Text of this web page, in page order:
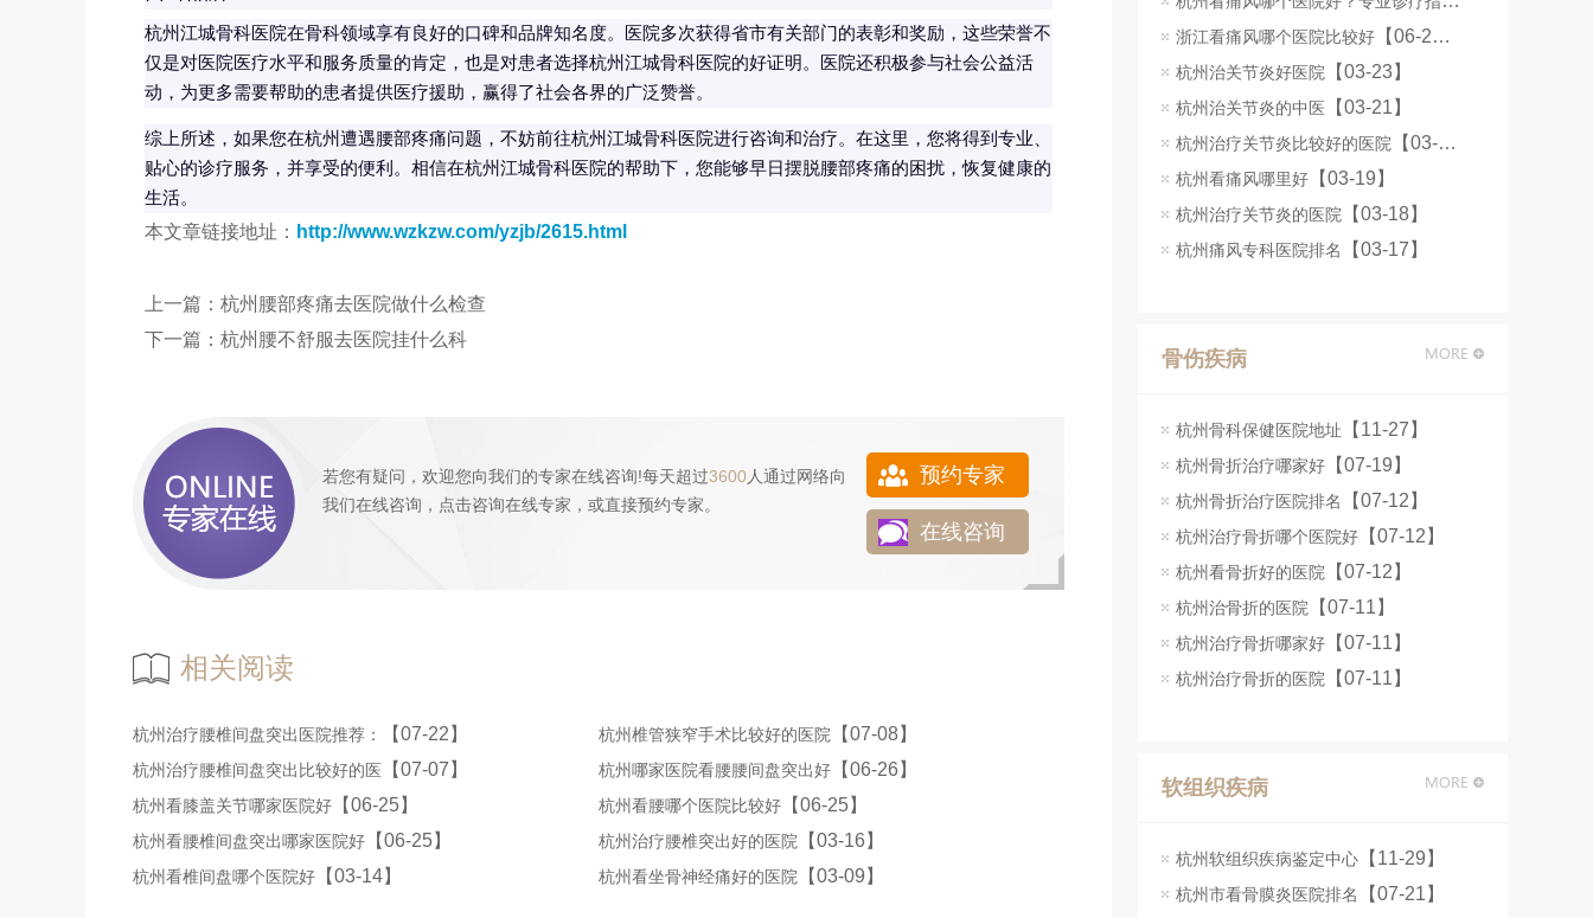
杭州江城骨科医院在骨科领域享有良好的口碑和品牌知名度。医院多次获得省市有关部门的表彰和奖励，这些荣誉不
仅是对医院医疗水平和服务质量的肯定，也是对患者选择杭州江城骨科医院的好证明。医院还积极参与社会公益活
动，为更多需要帮助的患者提供医疗援助，赢得了社会各界的广泛赞誉。
综上所述，如果您在杭州遭遇腰部疼痛问题，不妨前往杭州江城骨科医院进行咨询和治疗。在这里，您将得到专业、
贴心的诊疗服务，并享受的便利。相信在杭州江城骨科医院的帮助下，您能够早日摆脱腰部疼痛的困扰，恢复健康的
生活。
本文章链接地址： http://www.wzkzw.com/yzjb/2615.html
上一篇： 杭州腰部疼痛去医院做什么检查
下一篇： 杭州腰不舒服去医院挂什么科
若您有疑问，欢迎您向我们的专家在线咨询!每天超过3600 人通过网络向
我们在线咨询 ， 点击咨询在线专家，或直接预约专家。
预约专家
在线咨询
相关阅读
杭州治疗腰椎间盘突出医院推荐： 【07-22】 杭州椎管狭窄手术比较好的医院 【07-08】
杭州治疗腰椎间盘突出比较好的医 【07-07】 杭州哪家医院看腰腰间盘突出好 【06-26】
杭州看膝盖关节哪家医院好 【06-25】 杭州看腰哪个医院比较好 【06-25】
杭州看腰椎间盘突出哪家医院好 【06-25】 杭州治疗腰椎突出好的医院 【03-16】
杭州看椎间盘哪个医院好 【03-14】 杭州看坐骨神经痛好的医院 【03-09】
浙江看痛风哪个医院比较好 【06-24】
杭州治关节炎好医院 【03-23】
杭州治关节炎的中医 【03-21】
杭州治疗关节炎比较好的医院 【03-20】
杭州看痛风哪里好 【03-19】
杭州治疗关节炎的医院 【03-18】
杭州痛风专科医院排名 【03-17】
骨伤疾病
杭州骨科保健医院地址 【11-27】
杭州骨折治疗哪家好 【07-19】
杭州骨折治疗医院排名 【07-12】
杭州治疗骨折哪个医院好 【07-12】
杭州看骨折好的医院 【07-12】
杭州治骨折的医院 【07-11】
杭州治疗骨折哪家好 【07-11】
杭州治疗骨折的医院 【07-11】
软组织疾病
杭州软组织疾病鉴定中心 【11-29】
杭州市看骨膜炎医院排名 【07-21】